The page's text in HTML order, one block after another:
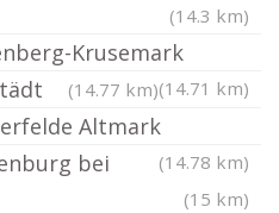
(14.3 km)
Krusemark
(14.71 km)
(14.77 km)
Altmark
(14.78 km)
bei
(15 km)